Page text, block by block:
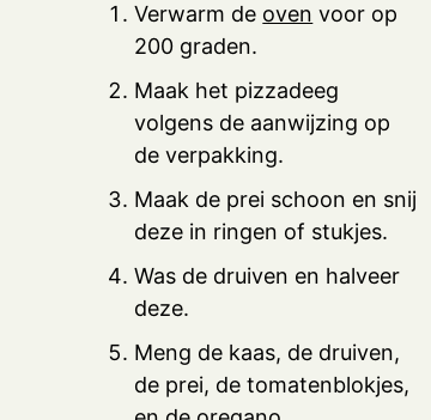
Verwarm de oven voor op
200 graden.
Maak het pizzadeeg
volgens de aanwijzing op
de verpakking.
Maak de prei schoon en snij
deze in ringen of stukjes.
Was de druiven en halveer
deze.
Meng de kaas, de druiven,
de prei, de tomatenblokjes,